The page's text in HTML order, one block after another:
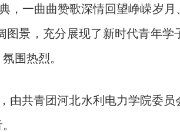
，一曲曲赞歌深情回望峥嵘岁
景，充分展现了新时代青年学
围热烈。
由共青团河北水利电力学院委